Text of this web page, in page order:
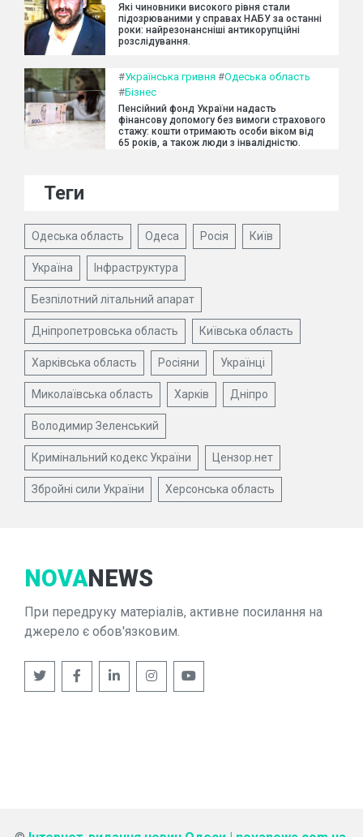
Які чиновники високого рівня стали
підозрюваними у справах НАБУ за останні
роки: найрезонансніші антикорупційні
розслідування.
#Українська гривня #Одеська область
#Бізнес
Пенсійний фонд України надасть
фінансову допомогу без вимоги страхового
стажу: кошти отримають особи віком від
65 років, а також люди з інвалідністю.
Теги
Одеська область Одеса Росія Київ
Україна Інфраструктура
Безпілотний літальний апарат
Дніпропетровська область Київська область
Харківська область Росіяни Українці
Миколаївська область Харків Дніпро
Володимир Зеленський
Кримінальний кодекс України Цензор.нет
Збройні сили України Херсонська область
NOVANEWS
При передруку матеріалів, активне посилання на
джерело є обов'язковим.